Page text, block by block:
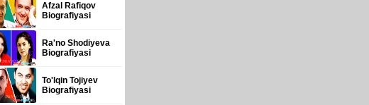
Afzal Rafiqov
Biografiyasi
Ra'no Shodiyeva
Biografiyasi
To'lqin Tojiyev
Biografiyasi